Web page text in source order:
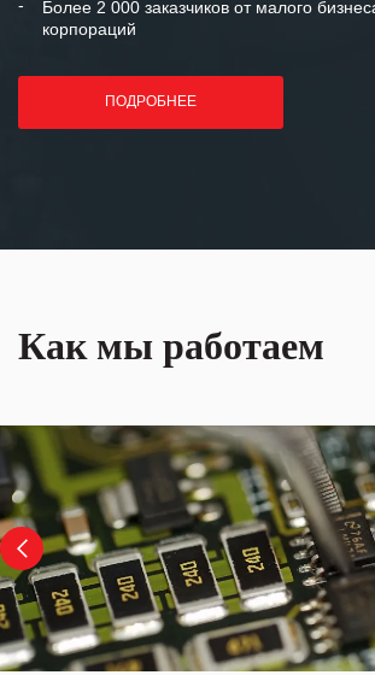
Более 2 000 заказчиков от малого
корпораций
ПОДРОБНЕЕ
Как мы работаем